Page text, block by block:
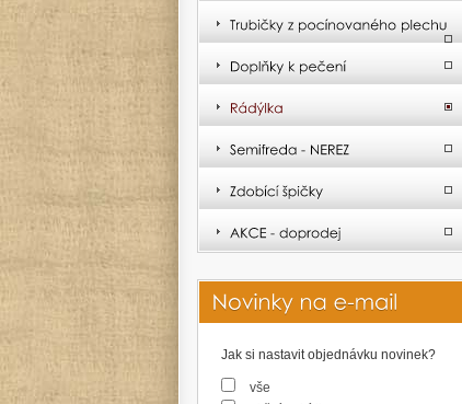
Jak si nastavit objednávku novinek?
vše